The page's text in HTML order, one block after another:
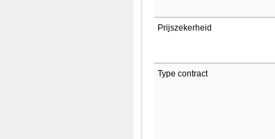
Prijszekerheid
Type contract